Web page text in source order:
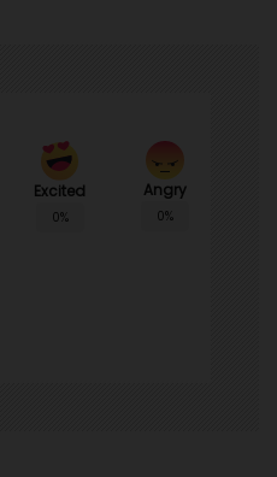
Excited
0%
Angry
0%